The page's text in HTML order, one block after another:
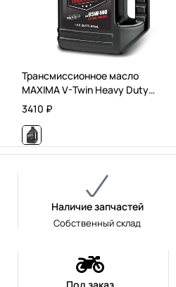
Трансмиссионное масло
MAXIMA V-Twin Heavy Duty
Transmission Gear Oil 85W140 /
Минеральное / 0,946 л.
3410 ₽
Наличие запчастей
Собственный склад